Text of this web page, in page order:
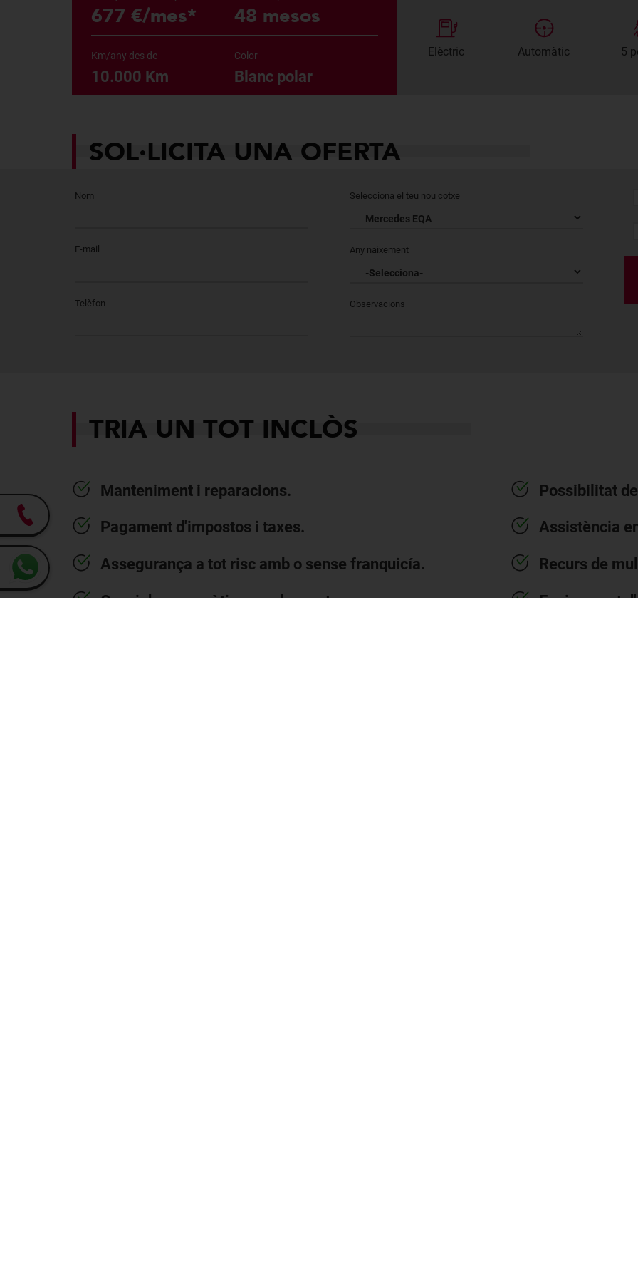
677 €/mes* 48 mesos
Km/any des de
10.000 Km
Color
Blanc polar
Elèctric Automàtic 5
SOL·LICITA UNA OFERTA
Nom
E-mail
Telèfon
Selecciona el teu nou cotxe
Any naixement
Observacions
TRIA UN TOT INCLÒS
Manteniment i reparacions.
Pagament d'impostos i taxes.
Assegurança a tot risc amb o sense franquicía.
Canvi de pneumàtics per desgast.
Possibilitat
Assistència
Recurs de
Equipament